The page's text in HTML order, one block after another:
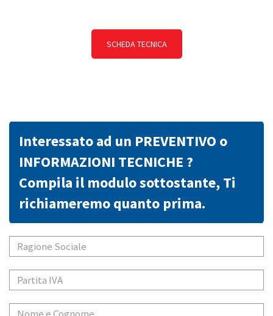
SCHEDA TECNICA
Interessato ad un PREVENTIVO o
INFORMAZIONI TECNICHE ?
Compila il modulo sottostante, Ti
richiameremo quanto prima.